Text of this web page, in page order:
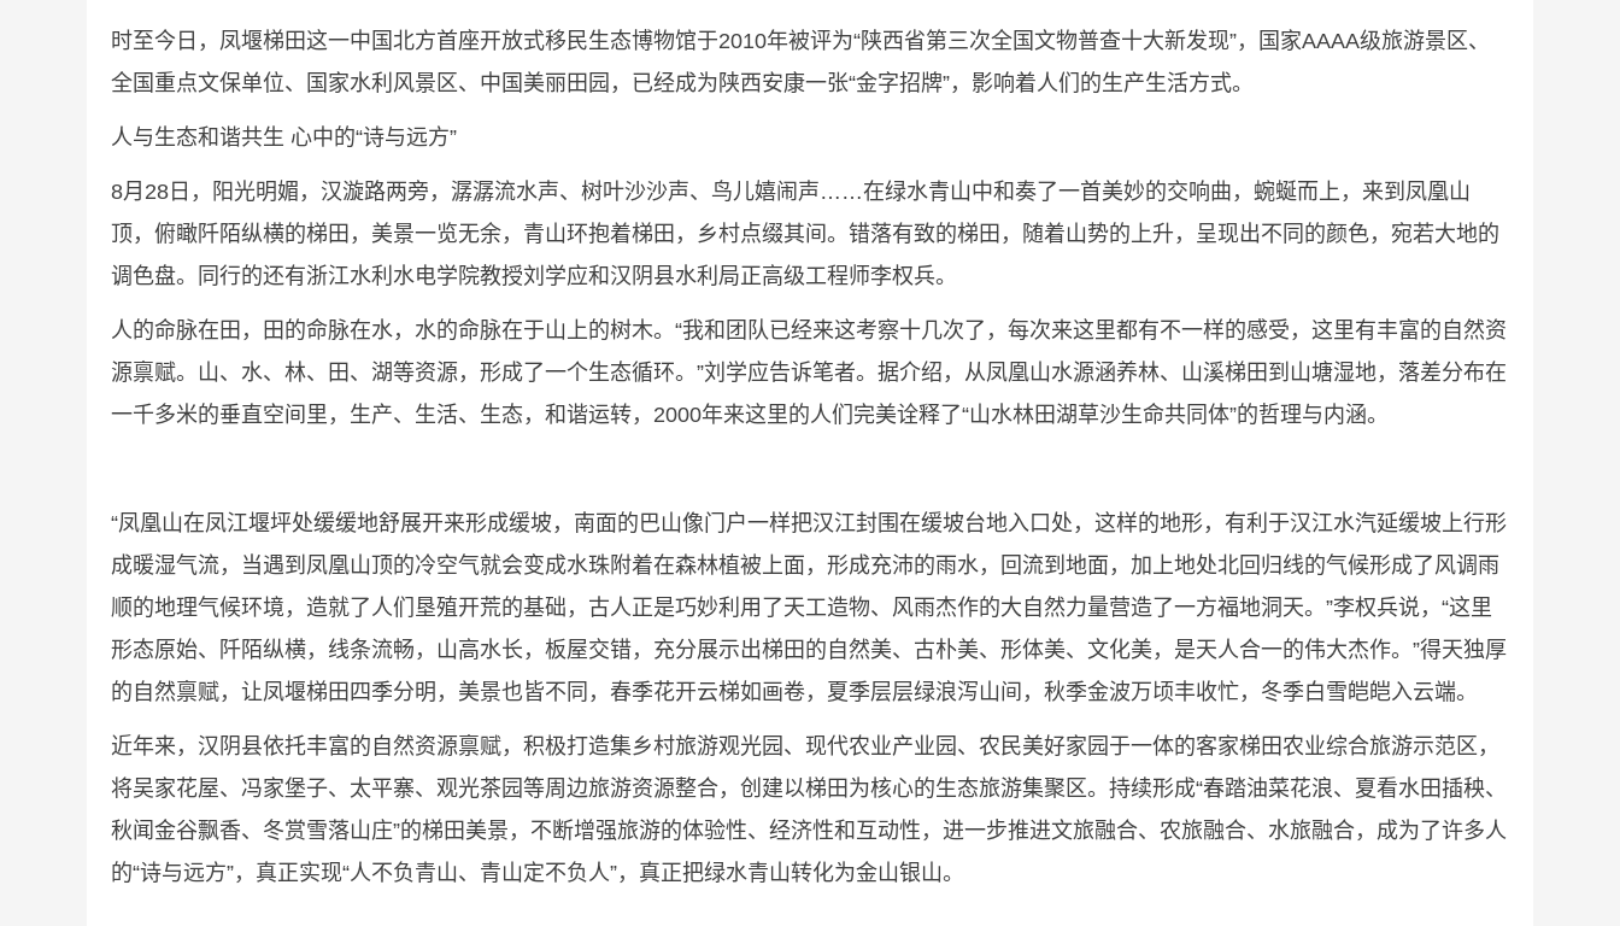
时至今日，凤堰梯田这一中国北方首座开放式移民生态博物馆于2010年被评为“陕西省第三次全国文物普查十大新发现”，国家AAAA级旅游景区、
全国重点文保单位、国家水利风景区、中国美丽田园，已经成为陕西安康一张“金字招牌”，影响着人们的生产生活方式。
人与生态和谐共生 心中的“诗与远方”
8月28日，阳光明媚，汉漩路两旁，潺潺流水声、树叶沙沙声、鸟儿嬉闹声……在绿水青山中和奏了一首美妙的交响曲，蜿蜒而上，来到凤凰山
顶，俯瞰阡陌纵横的梯田，美景一览无余，青山环抱着梯田，乡村点缀其间。错落有致的梯田，随着山势的上升，呈现出不同的颜色，宛若大地的
调色盘。同行的还有浙江水利水电学院教授刘学应和汉阴县水利局正高级工程师李权兵。
人的命脉在田，田的命脉在水，水的命脉在于山上的树木。“我和团队已经来这考察十几次了，每次来这里都有不一样的感受，这里有丰富的自然资
源禀赋。山、水、林、田、湖等资源，形成了一个生态循环。”刘学应告诉笔者。据介绍，从凤凰山水源涵养林、山溪梯田到山塘湿地，落差分布在
一千多米的垂直空间里，生产、生活、生态，和谐运转，2000年来这里的人们完美诠释了“山水林田湖草沙生命共同体”的哲理与内涵。
“凤凰山在凤江堰坪处缓缓地舒展开来形成缓坡，南面的巴山像门户一样把汉江封围在缓坡台地入口处，这样的地形，有利于汉江水汽延缓坡上行形
成暖湿气流，当遇到凤凰山顶的冷空气就会变成水珠附着在森林植被上面，形成充沛的雨水，回流到地面，加上地处北回归线的气候形成了风调雨
顺的地理气候环境，造就了人们垦殖开荒的基础，古人正是巧妙利用了天工造物、风雨杰作的大自然力量营造了一方福地洞天。”李权兵说，“这里
形态原始、阡陌纵横，线条流畅，山高水长，板屋交错，充分展示出梯田的自然美、古朴美、形体美、文化美，是天人合一的伟大杰作。”得天独厚
的自然禀赋，让凤堰梯田四季分明，美景也皆不同，春季花开云梯如画卷，夏季层层绿浪泻山间，秋季金波万顷丰收忙，冬季白雪皑皑入云端。
近年来，汉阴县依托丰富的自然资源禀赋，积极打造集乡村旅游观光园、现代农业产业园、农民美好家园于一体的客家梯田农业综合旅游示范区，
将吴家花屋、冯家堡子、太平寨、观光茶园等周边旅游资源整合，创建以梯田为核心的生态旅游集聚区。持续形成“春踏油菜花浪、夏看水田插秧、
秋闻金谷飘香、冬赏雪落山庄”的梯田美景，不断增强旅游的体验性、经济性和互动性，进一步推进文旅融合、农旅融合、水旅融合，成为了许多人
的“诗与远方”，真正实现“人不负青山、青山定不负人”，真正把绿水青山转化为金山银山。